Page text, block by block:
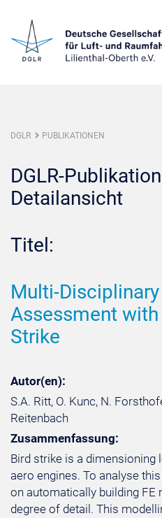
DGLR PUBLIKATIONEN
DGLR-
Detailansicht
Titel:
Multi-Disciplinary
Assessment
Strike
Autor(en):
S.A. Ritt, O. Kunc, N.
Reitenbach
Zusammenfassung:
Bird strike is a
aero engines. To analyse
on automatically building
degree of detail. This